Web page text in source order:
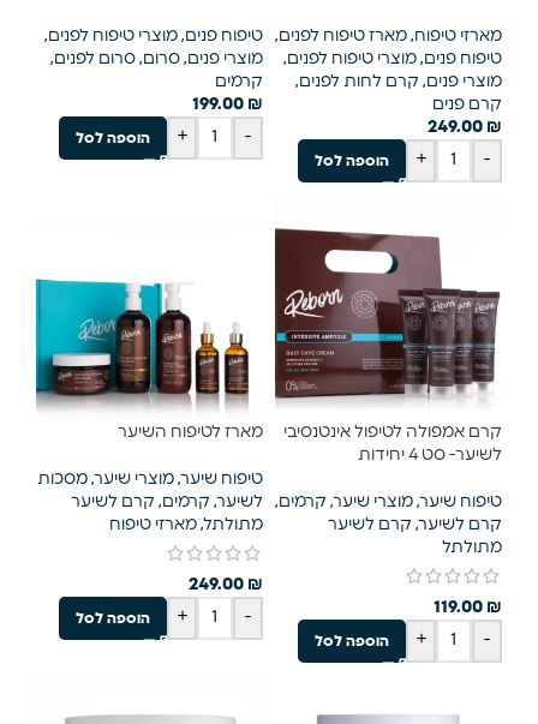
מארזי טיפוח, מארז טיפוח לפנים,
טיפוח פנים, מוצרי טיפוח לפנים,
מוצרי פנים, קרם לחות לפנים,
קרם פנים
249.00 ₪
-
+ הוספה לסל
טיפוח פנים, מוצרי טיפוח לפנים,
מוצרי פנים, סרום, סרום לפנים,
קרמים
199.00 ₪
-
+ הוספה לסל
קרם אמפולה לטיפול אינטנסיבי
לשיער- סט 4 יחידות
טיפוח שיער, מוצרי שיער, קרמים,
קרם לשיער, קרם לשיער
מתולתל
119.00 ₪
-
+ הוספה לסל
מארז לטיפוח השיער
טיפוח שיער, מוצרי שיער, מסכות
לשיער, קרמים, קרם לשיער
מתולתל, מארזי טיפוח
249.00 ₪
-
+ הוספה לסל